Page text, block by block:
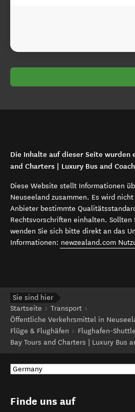
Die Inhalte auf dieser Seite wurden
and Charters | Luxury Bus and
Diese Website stellt Informationen
Neuseeland zusammen. Es wird
Anbieter bestimmte
Rechtsvorschriften einhalten. Sollten
wenden Sie sich bitte direkt an das
Informationen: newzealand.com
Sie sind hier
Startseite
Transport
Öffentliche Verkehrsmittel in
Flüge & Flughäfen
Flughafen-Shuttle
Bay Tours and Charters | Luxury Bus
Finde uns auf